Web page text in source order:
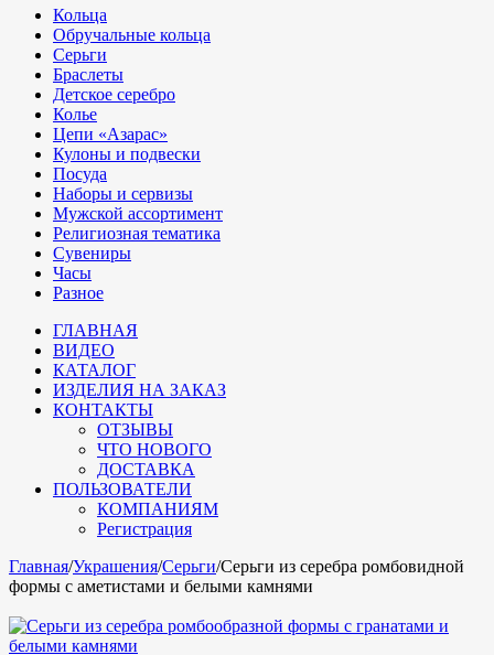
Кольца
Обручальные кольца
Серьги
Браслеты
Детское серебро
Колье
Цепи «Азарас»
Кулоны и подвески
Посуда
Наборы и сервизы
Мужской ассортимент
Религиозная тематика
Сувениры
Часы
Разное
ГЛАВНАЯ
ВИДЕО
КАТАЛОГ
ИЗДЕЛИЯ НА ЗАКАЗ
КОНТАКТЫ
ОТЗЫВЫ
ЧТО НОВОГО
ДОСТАВКА
ПОЛЬЗОВАТЕЛИ
КОМПАНИЯМ
Регистрация
Главная/Украшения/Серьги/Серьги из серебра ромбовидной
формы с аметистами и белыми камнями